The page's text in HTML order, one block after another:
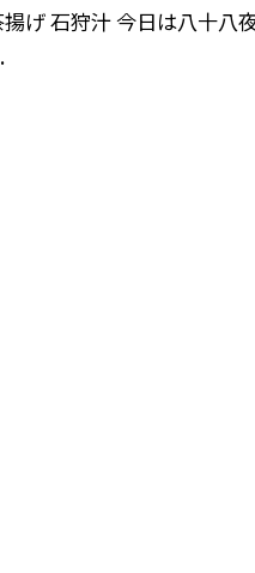
げ 石狩汁 今日は八十八